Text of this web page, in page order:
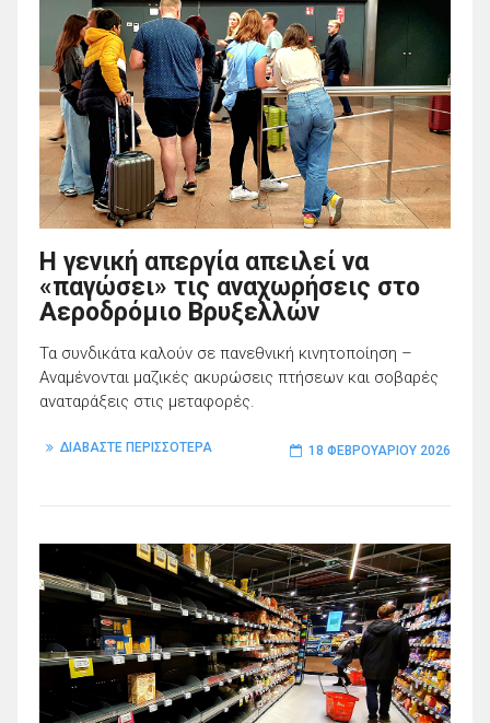
Η γενική απεργία απειλεί να
«παγώσει» τις αναχωρήσεις στο
Αεροδρόμιο Βρυξελλών
Τα συνδικάτα καλούν σε πανεθνική κινητοποίηση –
Αναμένονται μαζικές ακυρώσεις πτήσεων και σοβαρές
αναταράξεις στις μεταφορές.
ΔΙΑΒΑΣΤΕ ΠΕΡΙΣΣΟΤΕΡΑ 18 ΦΕΒΡΟΥΑΡΊΟΥ 2026